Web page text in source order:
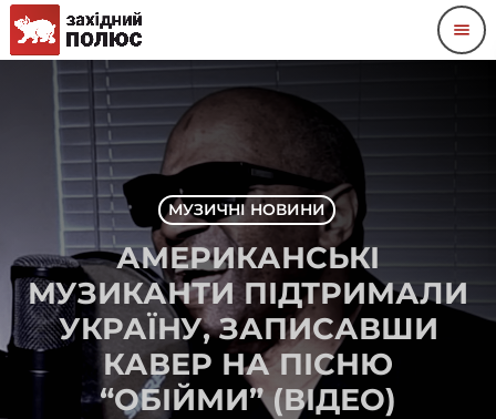
menu
МУЗИЧНІ НОВИНИ
АМЕРИКАНСЬКІ
МУЗИКАНТИ ПІДТРИМАЛИ
УКРАЇНУ, ЗАПИСАВШИ
КАВЕР НА ПІСНЮ
“ОБІЙМИ” (ВІДЕО)